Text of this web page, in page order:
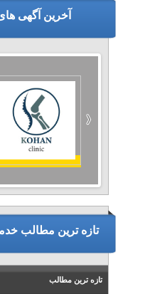
آخرین آگهی
تازه ترین مطالب
تازه ترین مطالب